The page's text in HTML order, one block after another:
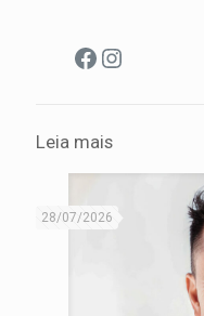
Facebook
Instagram
Leia mais
28/07/2026